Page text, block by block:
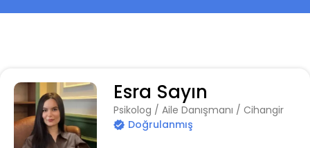
Esra Sayın
Psikolog / Aile Danışmanı / Cihangir
Doğrulanmış